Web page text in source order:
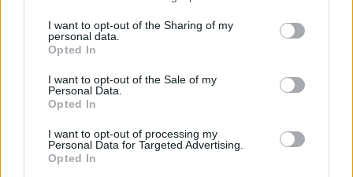
I want to opt-out of the Sharing of my
personal data.
Opted In
I want to opt-out of the Sale of my
Personal Data.
Opted In
I want to opt-out of processing my
Personal Data for Targeted Advertising.
Opted In
szolgálhatnak a programok tervezésekor.